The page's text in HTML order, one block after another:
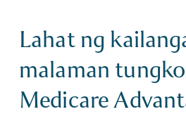
Lahat ng
malaman
Medicare